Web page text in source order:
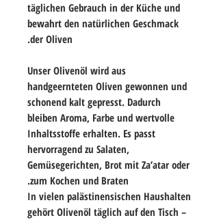
täglichen Gebrauch in der Küche und
bewahrt den natürlichen Geschmack
der Oliven.
Unser Olivenöl wird aus
handgeernteten Oliven gewonnen und
schonend kalt gepresst. Dadurch
bleiben Aroma, Farbe und wertvolle
Inhaltsstoffe erhalten. Es passt
hervorragend zu Salaten,
Gemüsegerichten, Brot mit Za’atar oder
zum Kochen und Braten.
In vielen palästinensischen Haushalten
gehört Olivenöl täglich auf den Tisch –